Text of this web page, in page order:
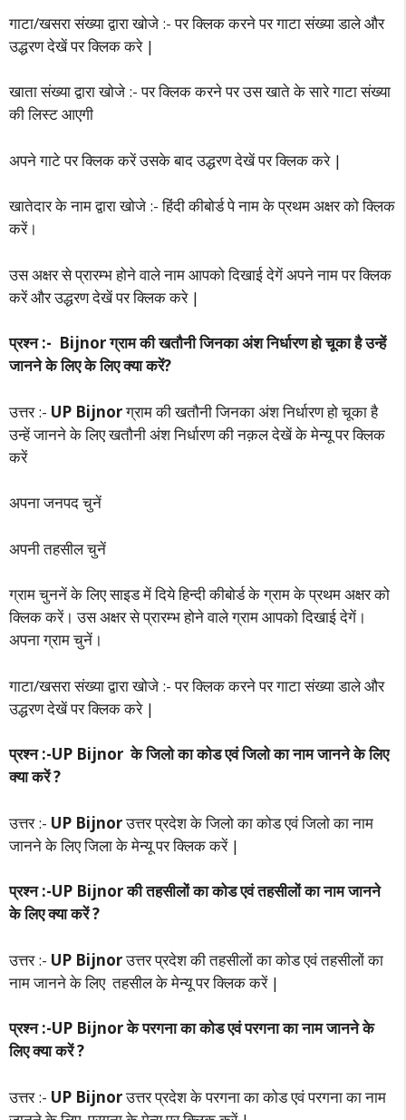
गाटा/खसरा संख्या द्वारा खोजे :- पर क्लिक करने पर गाटा संख्या डाले और
उद्धरण देखें पर क्लिक करे |
खाता संख्या द्वारा खोजे :- पर क्लिक करने पर उस खाते के सारे गाटा संख्या
की लिस्ट आएगी
अपने गाटे पर क्लिक करें उसके बाद उद्धरण देखें पर क्लिक करे |
खातेदार के नाम द्वारा खोजे :- हिंदी कीबोर्ड पे नाम के प्रथम अक्षर को क्लिक
करें।
उस अक्षर से प्रारम्भ होने वाले नाम आपको दिखाई देगें अपने नाम पर क्लिक
करें और उद्धरण देखें पर क्लिक करे |
प्रश्न :- Bijnor ग्राम की खतौनी जिनका अंश निर्धारण हो चूका है उन्हें
जानने के लिए के लिए क्या करें?
उत्तर :- UP Bijnorग्राम की खतौनी जिनका अंश निर्धारण हो चूका है
उन्हें जानने के लिए खतौनी अंश निर्धारण की नक़ल देखें के मेन्यू पर क्लिक
करें
अपना जनपद चुनें
अपनी तहसील चुनें
ग्राम चुननें के लिए साइड में दिये हिन्दी कीबोर्ड के ग्राम के प्रथम अक्षर को
क्लिक करें। उस अक्षर से प्रारम्भ होने वाले ग्राम आपको दिखाई देगें।
अपना ग्राम चुनें।
गाटा/खसरा संख्या द्वारा खोजे :- पर क्लिक करने पर गाटा संख्या डाले और
उद्धरण देखें पर क्लिक करे |
प्रश्न :-UP Bijnor के जिलो का कोड एवं जिलो का नाम जानने के लिए
क्या करें ?
उत्तर :- UP Bijnorउत्तर प्रदेश के जिलो का कोड एवं जिलो का नाम
जानने के लिए जिला के मेन्यू पर क्लिक करें |
प्रश्न :-UP Bijnor की तहसीलों का कोड एवं तहसीलों का नाम जानने
के लिए क्या करें ?
उत्तर :- UP Bijnorउत्तर प्रदेश की तहसीलों का कोड एवं तहसीलों का
नाम जानने के लिए तहसील के मेन्यू पर क्लिक करें |
प्रश्न :-UP Bijnor के परगना का कोड एवं परगना का नाम जानने के
लिए क्या करें ?
उत्तर :- UP Bijnorउत्तर प्रदेश के परगना का कोड एवं परगना का नाम